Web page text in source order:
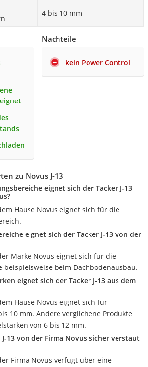
4 bis 10 mm
Nachteile
kein Power Control
zu Novus J-13
eignet sich der Tacker J-13
Hause Novus eignet sich für die
eignet sich der Tacker J-13 von der
Marke Novus eignet sich für die
beispielsweise beim Dachbodenausbau.
eignet sich der Tacker J-13 aus dem
Hause Novus eignet sich für
10 mm. Andere verglichene Produkte
von 6 bis 12 mm.
13 von der Firma Novus sicher verstaut
Firma Novus verfügt über eine